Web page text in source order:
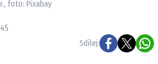
e-mail na newsbox.cz
foto: Pixabay
Sdílej: